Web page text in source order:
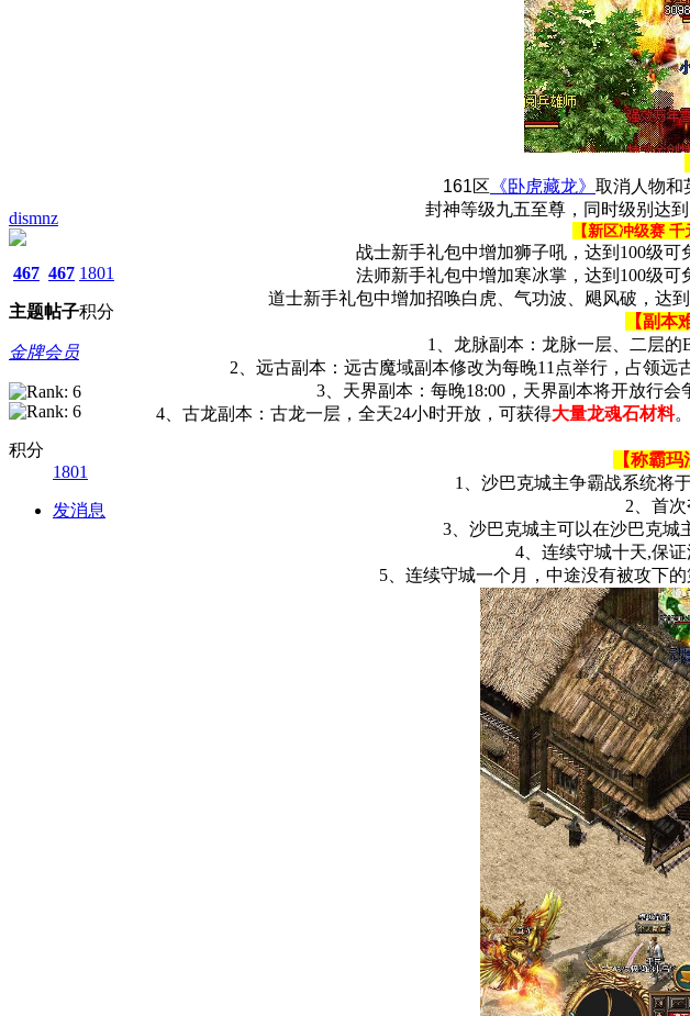
dismnz
467
主题
467
帖子
1801
积分
金牌会员
积分
1801
发消息
161区 《卧虎藏龙》 取消人物和
封神等级九五至尊，同时级别达
【新区冲级赛
战士新手礼包中增加狮子吼，达到100级可
法师新手礼包中增加寒冰掌，达到100级可
道士新手礼包中增加招唤白虎、气功波、飓风破，达
【副本
1、龙脉副本：龙脉一层、二层的
2、远古副本：远古魔域副本修改为每晚11点举行，占领
3、天界副本：每晚18:00，天界副本将开放行
4、古龙副本：古龙一层，全天24小时开放，可获得大量龙魂石材料
【称霸
1、沙巴克城主争霸战系统将
2、首
3、沙巴克城主可以在沙巴克城
4、连续守城十天,保
5、连续守城一个月，中途没有被攻下